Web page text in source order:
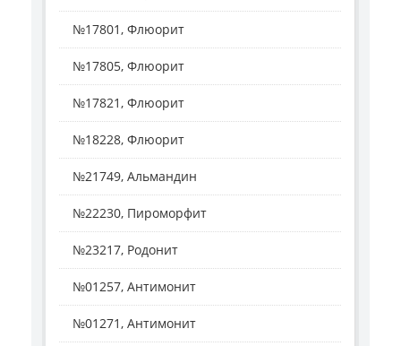
№17801, Флюорит
№17805, Флюорит
№17821, Флюорит
№18228, Флюорит
№21749, Альмандин
№22230, Пироморфит
№23217, Родонит
№01257, Антимонит
№01271, Антимонит